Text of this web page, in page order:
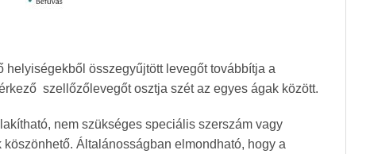
helyiségekből összegyűjtött levegőt továbbítja a
szellőzőlevegőt osztja szét az egyes ágak között.
nem szükséges speciális szerszám vagy
Általánosságban elmondható, hogy a